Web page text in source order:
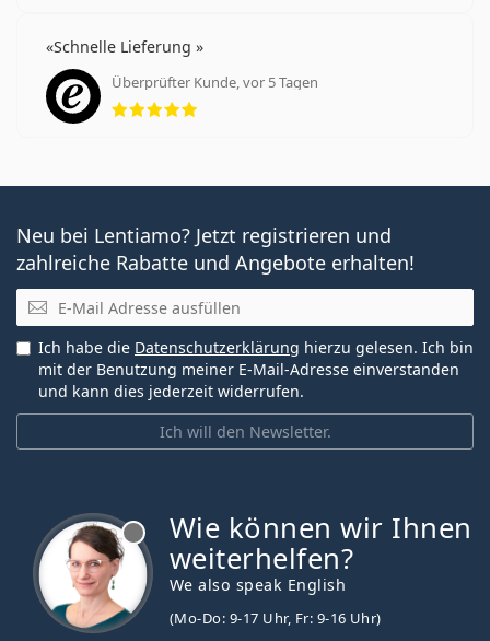
Schnelle Lieferung
Überprüfter Kunde, vor 5 Tagen
Bewertung 5 aus 5
Neu bei Lentiamo? Jetzt registrieren und
zahlreiche Rabatte und Angebote erhalten!
E-Mail
Ich will den Newsletter.
Ich habe die Datenschutzerklärung hierzu gelesen. Ich bin
mit der Benutzung meiner E-Mail-Adresse einverstanden
und kann dies jederzeit widerrufen.
Wie können wir Ihnen
weiterhelfen?
We also speak English
(Mo-Do: 9-17 Uhr, Fr: 9-16 Uhr)